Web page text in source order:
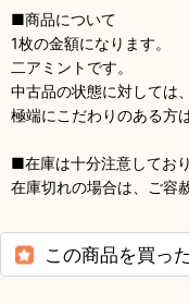
■商品について
1枚の金額になります。
二アミントです。
中古品の状態に対しては
極端にこだわりのある方
■在庫は十分注意してお
在庫切れの場合は、ご容
この商品を買っ